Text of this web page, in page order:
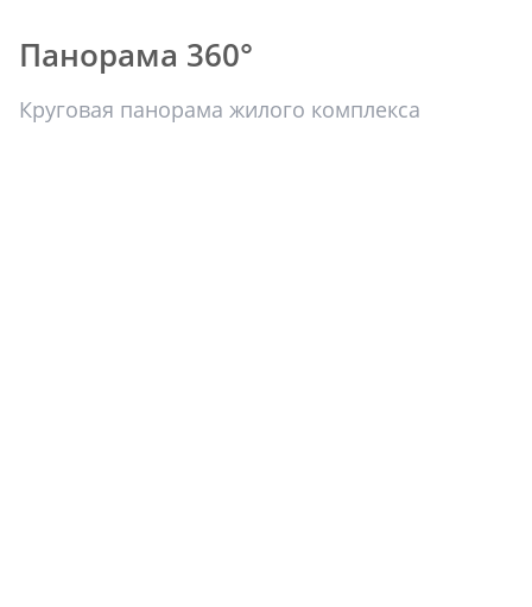
Панорама 360°
Круговая панорама жилого комплекса